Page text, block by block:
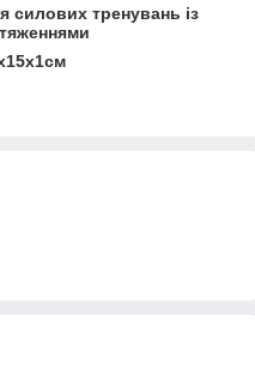
силових тренувань із